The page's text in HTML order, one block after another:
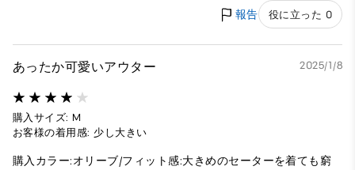
報告 役に立った 0
あったか可愛いアウター 2025/1/8
購入サイズ: M
お客様の着用感: 少し大きい
購入カラー:オリーブ/フィット感:大きめのセーターを着ても窮